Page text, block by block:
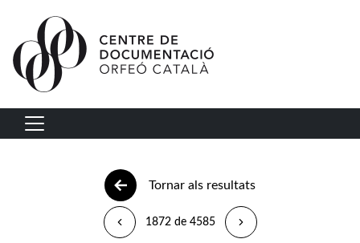
Vés al contingut
Navegació principal
Tornar als resultats
1872 de 4585